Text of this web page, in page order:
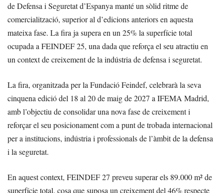
de Defensa i Seguretat d’Espanya manté un sòlid ritme de
comercialització, superior al d’edicions anteriors en aquesta
mateixa fase. La fira ja supera en un 25% la superfície total
ocupada a FEINDEF 25, una dada que reforça el seu atractiu en
un context de creixement de la indústria de defensa i seguretat.
La fira, organitzada per la Fundació Feindef, celebrarà la seva
cinquena edició del 18 al 20 de maig de 2027 a IFEMA Madrid,
amb l’objectiu de consolidar una nova fase de creixement i
reforçar el seu posicionament com a punt de trobada internacional
per a institucions, indústria i professionals de l’àmbit de la defensa
i la seguretat.
En aquest context, FEINDEF 27 preveu superar els 89.000 m² de
superfície total, cosa que suposa un creixement del 46% respecte